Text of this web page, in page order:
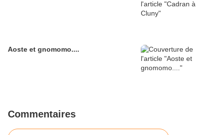
Aoste et gnomomo....
Commentaires